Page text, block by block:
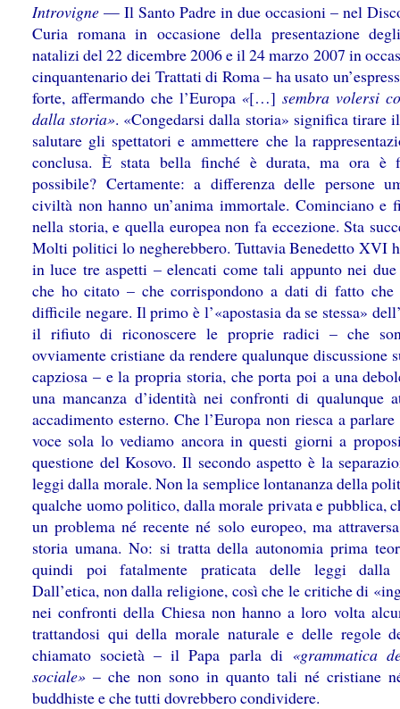
Introvigne — Il Santo Padre in due occasioni – nel
Curia romana in occasione della presentazione
natalizi del 22 dicembre 2006 e il 24 marzo 2007 in
cinquantenario dei Trattati di Roma – ha usato
forte, affermando che l’Europa «[…]sembra volersi
dalla storia». «Congedarsi dalla storia» significa tirare
salutare gli spettatori e ammettere che la
conclusa. È stata bella finché è durata, ma ora è
possibile? Certamente: a differenza delle persone
civiltà non hanno un’anima immortale. Cominciano e
nella storia, e quella europea non fa eccezione. Sta
Molti politici lo negherebbero. Tuttavia Benedetto XVI
in luce tre aspetti – elencati come tali appunto nei
che ho citato – che corrispondono a dati di fatto
difficile negare. Il primo è l’«apostasia da se stessa»
il rifiuto di riconoscere le proprie radici – che
ovviamente cristiane da rendere qualunque discussione
capziosa – e la propria storia, che porta poi a una
una mancanza d’identità nei confronti di qualunque
accadimento esterno. Che l’Europa non riesca a
voce sola lo vediamo ancora in questi giorni a
questione del Kosovo. Il secondo aspetto è la
leggi dalla morale. Non la semplice lontananza della
qualche uomo politico, dalla morale privata e pubblica,
un problema né recente né solo europeo, ma
storia umana. No: si tratta della autonomia prima
quindi poi fatalmente praticata delle leggi dalla
Dall’etica, non dalla religione, così che le critiche di
nei confronti della Chiesa non hanno a loro volta
trattandosi qui della morale naturale e delle regole
chiamato società – il Papa parla di «grammatica
sociale» – che non sono in quanto tali né cristiane
buddhiste e che tutti dovrebbero condividere.